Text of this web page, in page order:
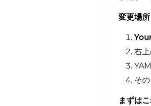
変更場
右
そ
まずは